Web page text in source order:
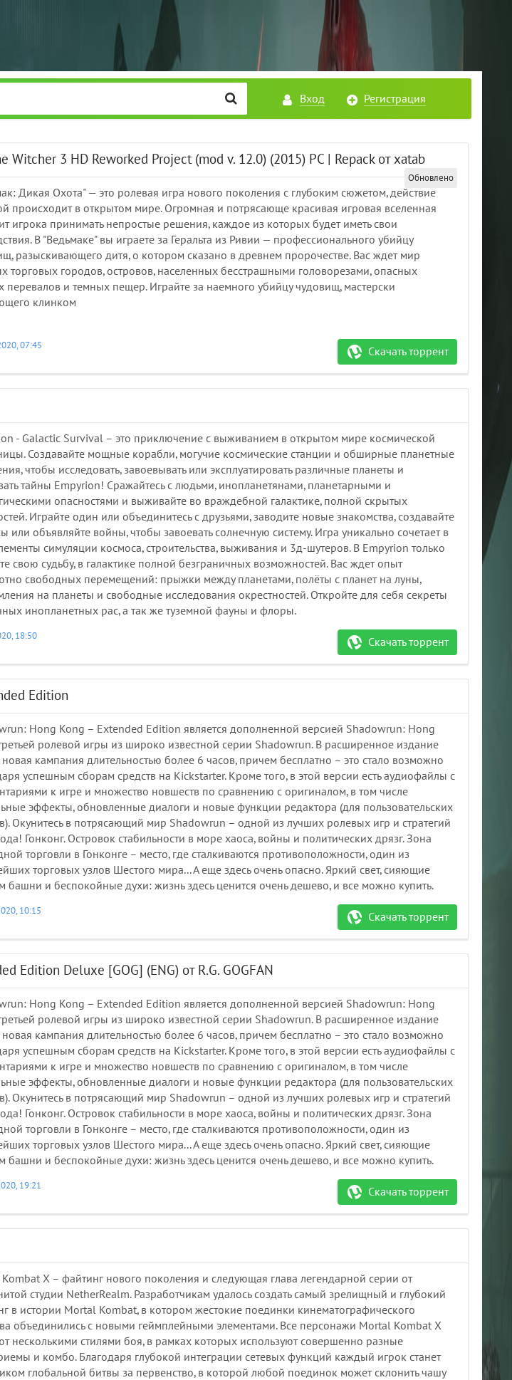
Вход Регистрация
Witcher 3 HD Reworked Project (mod v. 12.0) (2015) PC | Repack от xatab
Обновлено
Дикая Охота" — это ролевая игра нового поколения с глубоким сюжетом, действие
происходит в открытом мире. Огромная и потрясающе красивая игровая вселенная
игрока принимать непростые решения, каждое из которых будет иметь свои
В "Ведьмаке" вы играете за Геральта из Ривии — профессионального убийцу
разыскивающего дитя, о котором сказано в древнем пророчестве. Вас ждет мир
торговых городов, островов, населенных бесстрашными головорезами, опасных
перевалов и темных пещер. Играйте за наемного убийцу чудовищ, мастерски
клинком
Скачать торрент
07:45
- Galactic Survival – это приключение с выживанием в открытом мире космической
Создавайте мощные корабли, могучие космические станции и обширные планетные
чтобы исследовать, завоевывать или эксплуатировать различные планеты и
тайны Empyrion! Сражайтесь с людьми, инопланетянами, планетарными и
опасностями и выживайте во враждебной галактике, полной скрытых
Играйте один или объединитесь с друзьями, заводите новые знакомства, создавайте
или объявляйте войны, чтобы завоевать солнечную систему. Игра уникально сочетает в
симуляции космоса, строительства, выживания и 3д-шутеров. В Empyrion только
свою судьбу, в галактике полной безграничных возможностей. Вас ждет опыт
свободных перемещений: прыжки между планетами, полёты с планет на луны,
на планеты и свободные исследования окрестностей. Откройте для себя секреты
инопланетных рас, а так же туземной фауны и флоры.
Скачать торрент
18:50
Edition
Hong Kong – Extended Edition является дополненной версией Shadowrun: Hong
ролевой игры из широко известной серии Shadowrun. В расширенное издание
кампания длительностью более 6 часов, причем бесплатно – это стало возможно
успешным сборам средств на Kickstarter. Кроме того, в этой версии есть аудиофайлы с
к игре и множество новшеств по сравнению с оригиналом, в том числе
эффекты, обновленные диалоги и новые функции редактора (для пользовательских
Окунитесь в потрясающий мир Shadowrun – одной из лучших ролевых игр и стратегий
Гонконг. Островок стабильности в море хаоса, войны и политических дрязг. Зона
торговли в Гонконге – место, где сталкиваются противоположности, один из
торговых узлов Шестого мира... А еще здесь очень опасно. Яркий свет, сияющие
башни и беспокойные духи: жизнь здесь ценится очень дешево, и все можно купить.
Скачать торрент
10:15
Edition Deluxe [GOG] (ENG) от R.G. GOGFAN
Hong Kong – Extended Edition является дополненной версией Shadowrun: Hong
ролевой игры из широко известной серии Shadowrun. В расширенное издание
кампания длительностью более 6 часов, причем бесплатно – это стало возможно
успешным сборам средств на Kickstarter. Кроме того, в этой версии есть аудиофайлы с
к игре и множество новшеств по сравнению с оригиналом, в том числе
эффекты, обновленные диалоги и новые функции редактора (для пользовательских
Окунитесь в потрясающий мир Shadowrun – одной из лучших ролевых игр и стратегий
Гонконг. Островок стабильности в море хаоса, войны и политических дрязг. Зона
торговли в Гонконге – место, где сталкиваются противоположности, один из
торговых узлов Шестого мира... А еще здесь очень опасно. Яркий свет, сияющие
башни и беспокойные духи: жизнь здесь ценится очень дешево, и все можно купить.
Скачать торрент
19:21
X – файтинг нового поколения и следующая глава легендарной серии от
студии NetherRealm. Разработчикам удалось создать самый зрелищный и глубокий
в истории Mortal Kombat, в котором жестокие поединки кинематографического
объединились с новыми геймплейными элементами. Все персонажи Mortal Kombat X
несколькими стилями боя, в рамках которых используют совершенно разные
и комбо. Благодаря глубокой интеграции сетевых функций каждый игрок станет
глобальной битвы за первенство, в которой любой поединок может склонить чашу